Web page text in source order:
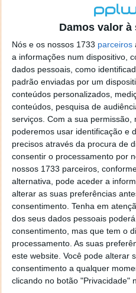
Damos valor
Nós e os nossos 1733 parceiros
a informações num dispositivo,
dados pessoais, como
padrão enviadas por um
conteúdos personalizados,
conteúdos, pesquisa de
serviços. Com a sua permissão,
poderemos usar identificação e
precisos através da procura de
consentir o processamento por
nossos 1733 parceiros,
alternativa, pode aceder a
alterar as suas preferências
consentimento. Tenha em
dos seus dados pessoais
consentimento, mas que tem o
processamento. As suas
este website. Você pode alterar
consentimento a qualquer
clicando no botão "Privacidade"